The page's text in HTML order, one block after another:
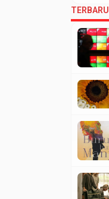
TERBARU